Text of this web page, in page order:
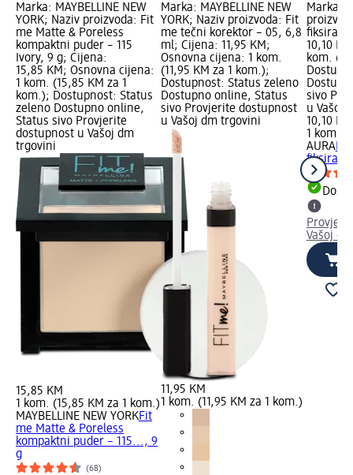
Marka: MAYBELLINE NEW
YORK; Naziv proizvoda: Fit
me Matte & Poreless
kompaktni puder – 115
Ivory, 9 g; Cijena:
15,85 KM; Osnovna cijena:
1 kom. (15,85 KM za 1
kom.); Dostupnost: Status
zeleno Dostupno online,
Status sivo Provjerite
dostupnost u Vašoj dm
trgovini
15,85 KM
1 kom. (15,85 KM za 1 kom.)
MAYBELLINE NEW YORKFit
me Matte & Poreless
kompaktni puder – 115..., 9
g
(68)
Marka: MAYBELLINE NEW
YORK; Naziv proizvoda: Fit
me tečni korektor – 05, 6,8
ml; Cijena: 11,95 KM;
Osnovna cijena: 1 kom.
(11,95 KM za 1 kom.);
Dostupnost: Status zeleno
Dostupno online, Status
sivo Provjerite dostupnost
u Vašoj dm trgovini
11,95 KM
1 kom. (11,95 KM za 1 kom.)
Marka:
10,10
kom.
sivo
u Vašoj
10,10 KM
1 kom.
AURA
Vašoj